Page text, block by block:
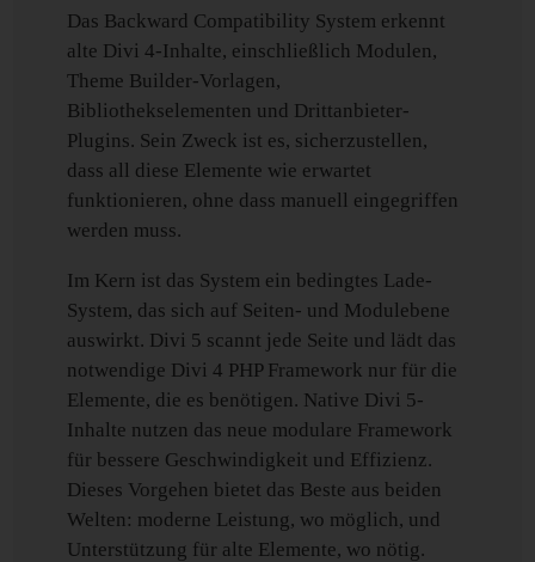
Das Backward Compatibility System erkennt
alte Divi 4-Inhalte, einschließlich Modulen,
Theme Builder-Vorlagen,
Bibliothekselementen und Drittanbieter-
Plugins. Sein Zweck ist es, sicherzustellen,
dass all diese Elemente wie erwartet
funktionieren, ohne dass manuell eingegriffen
werden muss.
Im Kern ist das System ein bedingtes Lade-
System, das sich auf Seiten- und Modulebene
auswirkt. Divi 5 scannt jede Seite und lädt das
notwendige Divi 4 PHP Framework nur für die
Elemente, die es benötigen. Native Divi 5-
Inhalte nutzen das neue modulare Framework
für bessere Geschwindigkeit und Effizienz.
Dieses Vorgehen bietet das Beste aus beiden
Welten: moderne Leistung, wo möglich, und
Unterstützung für alte Elemente, wo nötig.